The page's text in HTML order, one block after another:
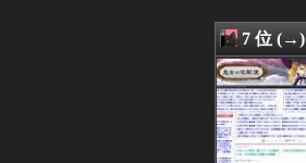
08/08 00:00
08/07 23:57
08/07 23:57
08/07 23:47
08/07 23:47
08/07 23:39
08/07 23:39
7 位 (→)